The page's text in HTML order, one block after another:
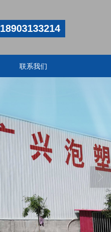
18903133214
联系我们